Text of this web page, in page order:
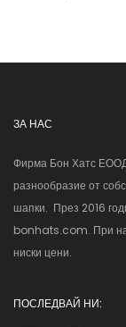
ЗА НАС
Фирма Бон Хатс
разнообразие от
шапки. През 2016
bonhats.com. При
ниски цени.
ПОСЛЕДВАЙ НИ: